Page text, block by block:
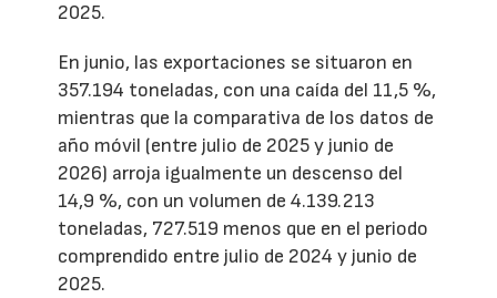
2025.
En junio, las exportaciones se situaron en
357.194 toneladas, con una caída del 11,5 %,
mientras que la comparativa de los datos de
año móvil (entre julio de 2025 y junio de
2026) arroja igualmente un descenso del
14,9 %, con un volumen de 4.139.213
toneladas, 727.519 menos que en el periodo
comprendido entre julio de 2024 y junio de
2025.